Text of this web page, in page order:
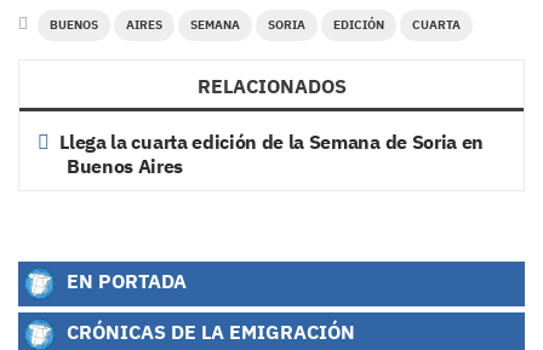
BUENOS AIRES SEMANA SORIA EDICIÓN CUARTA
RELACIONADOS
Llega la cuarta edición de la Semana de Soria en
Buenos Aires
EN PORTADA
CRÓNICAS DE LA EMIGRACIÓN